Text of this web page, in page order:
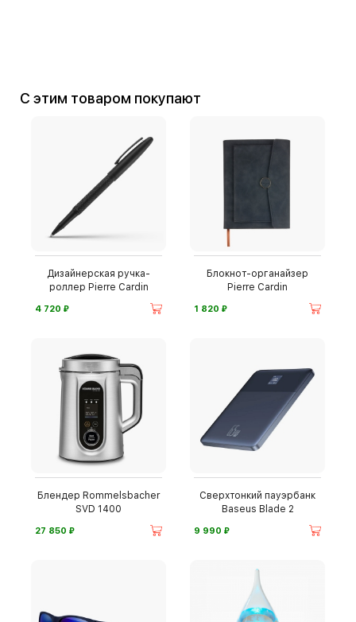
С этим товаром покупают
Дизайнерская ручка-
роллер Pierre Cardin
4 720 ⃏
Блокнот-органайзер
Pierre Cardin
1 820 ⃏
Блендер Rommelsbacher
SVD 1400
27 850 ⃏
Сверхтонкий пауэрбанк
Baseus Blade 2
9 990 ⃏